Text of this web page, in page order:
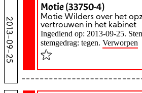
2013-09-25
Motie (33750-4)
Motie Wilders over het
vertrouwen in het kabinet
Ingediend op: 2013-09-25.
stemgedrag: tegen. Verworpen